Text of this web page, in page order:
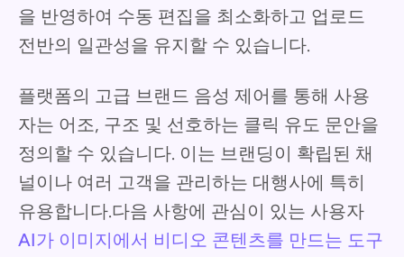
을 반영하여 수동 편집을 최소화하고 업로드
전반의 일관성을 유지할 수 있습니다.
플랫폼의 고급 브랜드 음성 제어를 통해 사용
자는 어조, 구조 및 선호하는 클릭 유도 문안을
정의할 수 있습니다. 이는 브랜딩이 확립된 채
널이나 여러 고객을 관리하는 대행사에 특히
유용합니다.다음 사항에 관심이 있는 사용자
AI가 이미지에서 비디오 콘텐츠를 만드는 도구